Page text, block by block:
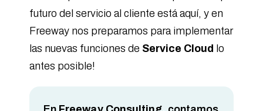
futuro del servicio al cliente está aquí, y en
Freeway nos preparamos para implementar
las nuevas funciones de Service Cloud lo
antes posible!